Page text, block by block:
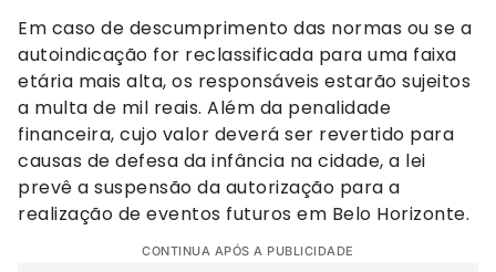
Em caso de descumprimento das normas ou se a
autoindicação for reclassificada para uma faixa
etária mais alta, os responsáveis estarão sujeitos
a multa de mil reais. Além da penalidade
financeira, cujo valor deverá ser revertido para
causas de defesa da infância na cidade, a lei
prevê a suspensão da autorização para a
realização de eventos futuros em Belo Horizonte.
CONTINUA APÓS A PUBLICIDADE